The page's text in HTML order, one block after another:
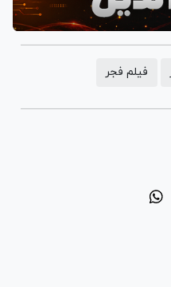
فیلم فجر